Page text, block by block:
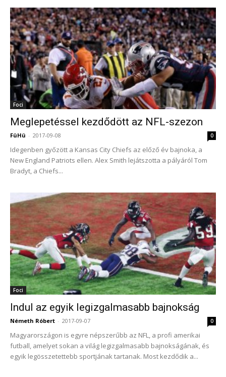
Foci
Meglepetéssel kezdődött az NFL-szezon
FüHü - 2017-09-08 0
Idegenben győzött a Kansas City Chiefs az előző év bajnoka, a
New England Patriots ellen. Alex Smith lejátszotta a pályáról Tom
Bradyt, a Chiefs...
Foci
Indul az egyik legizgalmasabb bajnokság
Németh Róbert - 2017-09-07 0
Magyarországon is egyre népszerűbb az NFL, a profi amerikai
futball, amelyet sokan a világ legizgalmasabb bajnokságának, és
egyik legösszetettebb sportjának tartanak. Most kezdődik a...